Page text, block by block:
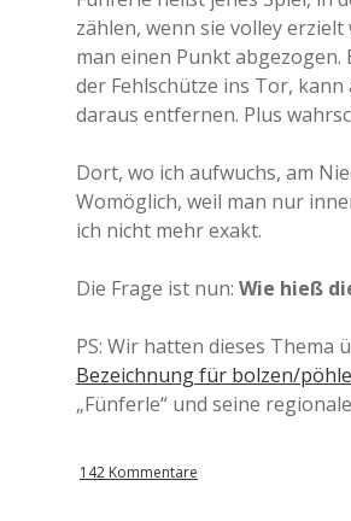
zählen, wenn sie volley
man einen Punkt abgezogen.
der Fehlschütze ins Tor,
daraus entfernen. Plus
Dort, wo ich aufwuchs, am
Womöglich, weil man nur
ich nicht mehr exakt.
Die Frage ist nun: Wie hieß
PS: Wir hatten dieses Thema
Bezeichnung für bolzen/
„Fünferle“ und seine
142 Kommentare